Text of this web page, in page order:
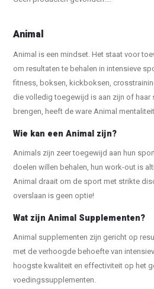
Animal
Animal is een mindset. Het staat voor
om resultaten te behalen in intensieve
fitness, boksen, kickboksen,
die volledig toegewijd is aan zijn of
brengen, heeft de ware Animal
Wie kan een Animal zijn?
Animals zijn zeer toegewijd aan hun
doelen willen behalen, hun work-out is
Animal draait om de sport met strikte
overslaan is geen optie!
Wat zijn Animal Supplementen?
Animal supplementen zijn gericht op
met de verhoogde behoefte van
hoogste kwaliteit en effectiviteit op het
voedingssupplementen.